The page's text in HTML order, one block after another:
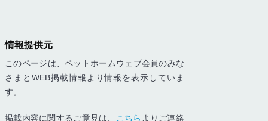
情報提供元
このページは、ペットホームウェブ会員のみな
さまとWEB掲載情報より情報を表示していま
す。
掲載内容に関するご意見は、 こちら よりご連絡